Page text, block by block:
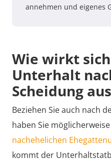
annehmen und eigenes
Wie wirkt
Unterhalt
Scheidung
Beziehen Sie auch nach
haben Sie
nachehelichen
kommt der